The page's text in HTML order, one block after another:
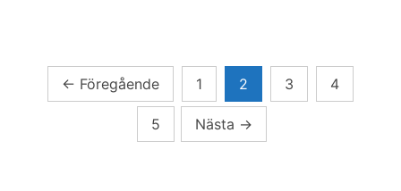
Sidnumrering
← Föregående 1 2 3 4
5 Nästa →